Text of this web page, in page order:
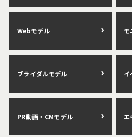
Webモデル モ
ブライダルモデル イ
PR動画・CMモデル エ